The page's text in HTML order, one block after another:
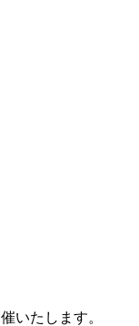
いたします。